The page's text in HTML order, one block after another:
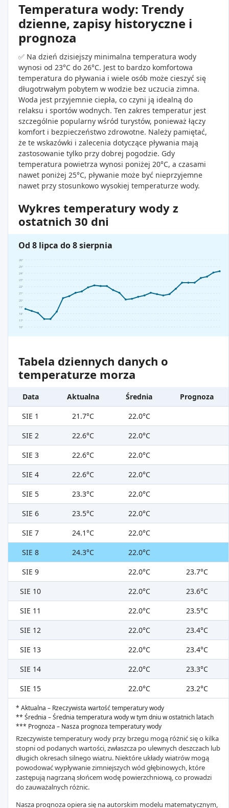
Temperatura wody: Trendy
dzienne, zapisy historyczne i
prognoza
✅ Na dzień dzisiejszy minimalna temperatura wody
wynosi od 23°C do 26°C. Jest to bardzo komfortowa
temperatura do pływania i wiele osób może cieszyć się
długotrwałym pobytem w wodzie bez uczucia zimna.
Woda jest przyjemnie ciepła, co czyni ją idealną do
relaksu i sportów wodnych. Ten zakres temperatur jest
szczególnie popularny wśród turystów, ponieważ łączy
komfort i bezpieczeństwo zdrowotne. Należy pamiętać,
że te wskazówki i zalecenia dotyczące pływania mają
zastosowanie tylko przy dobrej pogodzie. Gdy
temperatura powietrza wynosi poniżej 20°C, a czasami
nawet poniżej 25°C, pływanie może być nieprzyjemne
nawet przy stosunkowo wysokiej temperaturze wody.
Wykres temperatury wody z
ostatnich 30 dni
Od 8 lipca do 8 sierpnia
16°
17°
18°
19°
20°
21°
22°
23°
24°
25°
26°
Tabela dziennych danych o
temperaturze morza
Data Aktualna Średnia
Prognoza
SIE 1
21.7°C
22.0°C
SIE 2
22.6°C
22.0°C
SIE 3
22.6°C
22.0°C
SIE 4
22.6°C
22.0°C
SIE 5
23.3°C
22.0°C
SIE 6
23.5°C
22.0°C
SIE 7
24.1°C
22.0°C
SIE 8
24.3°C
22.0°C
SIE 9
22.0°C
23.7°C
SIE 10
22.0°C
23.6°C
SIE 11
22.0°C
23.5°C
SIE 12
22.0°C
23.4°C
SIE 13
22.0°C
23.4°C
SIE 14
22.0°C
23.3°C
SIE 15
22.0°C 23.2°C
* Aktualna – Rzeczywista wartość temperatury wody
** Średnia – Średnia temperatura wody w tym dniu w ostatnich latach
*** Prognoza – Nasza prognoza temperatury wody
Rzeczywiste temperatury wody przy brzegu mogą różnić się o kilka
stopni od podanych wartości, zwłaszcza po ulewnych deszczach lub
długich okresach silnego wiatru. Niektóre układy wiatrów mogą
powodować wypływanie zimniejszych wód głębinowych, które
zastępują nagrzaną słońcem wodę powierzchniową, co prowadzi
do zauważalnych różnic.
Nasza prognoza opiera się na autorskim modelu matematycznym,